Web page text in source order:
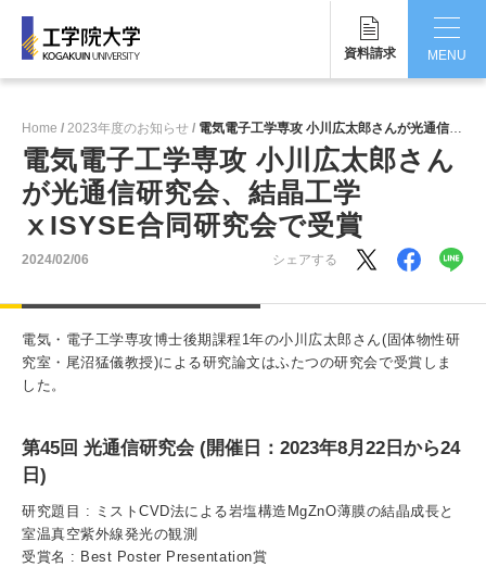
資料請求
MENU
工学院大学について
学部・大学院
研究・産学連携
就職・キャリア
キャンパス
受験生の方 在学生・保証人の方
Home 2023年度のお知らせ 電気電子工学専攻 小川広太郎さんが光通信研究会、結晶工学ⅹISYSE合同研究会で受賞
電気電子工学専攻 小川広太郎さん
が光通信研究会、結晶工学
ⅹISYSE合同研究会で受賞
2024/02/06 シェアする
電気・電子工学専攻博士後期課程1年の小川広太郎さん(固体物性研
究室・尾沼猛儀教授)による研究論文はふたつの研究会で受賞しま
した。
第45回 光通信研究会 (開催日：2023年8月22日から24
日)
研究題目 : ミストCVD法による岩塩構造MgZnO薄膜の結晶成長と
室温真空紫外線発光の観測
受賞名 : Best Poster Presentation賞